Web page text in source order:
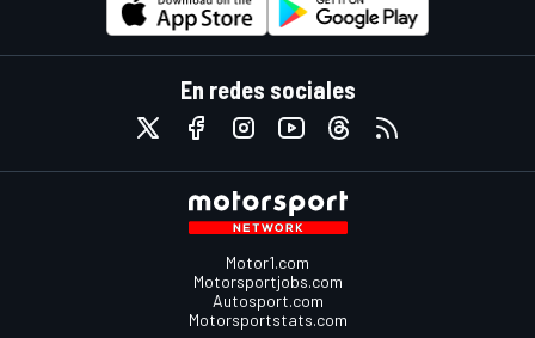
En redes sociales
Motor1.com
Motorsportjobs.com
Autosport.com
Motorsportstats.com